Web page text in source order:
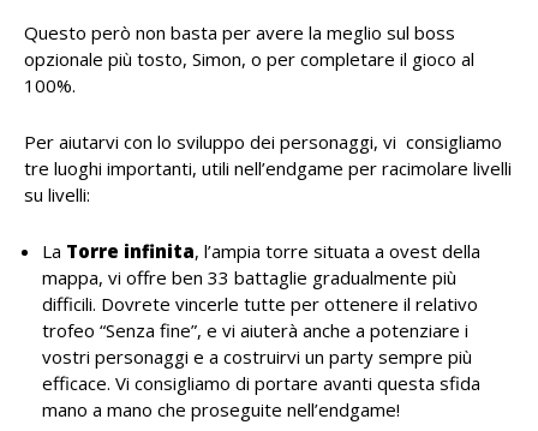
Questo però non basta per avere la meglio sul boss
opzionale più tosto, Simon, o per completare il gioco al
100%.
Per aiutarvi con lo sviluppo dei personaggi, vi consigliamo
tre luoghi importanti, utili nell’endgame per racimolare livelli
su livelli:
La Torre infinita, l’ampia torre situata a ovest della
mappa, vi offre ben 33 battaglie gradualmente più
difficili. Dovrete vincerle tutte per ottenere il relativo
trofeo “Senza fine”, e vi aiuterà anche a potenziare i
vostri personaggi e a costruirvi un party sempre più
efficace. Vi consigliamo di portare avanti questa sfida
mano a mano che proseguite nell’endgame!